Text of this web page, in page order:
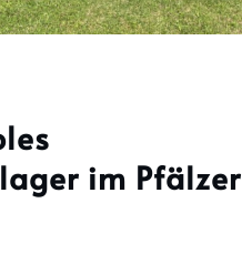
im Pfälzer